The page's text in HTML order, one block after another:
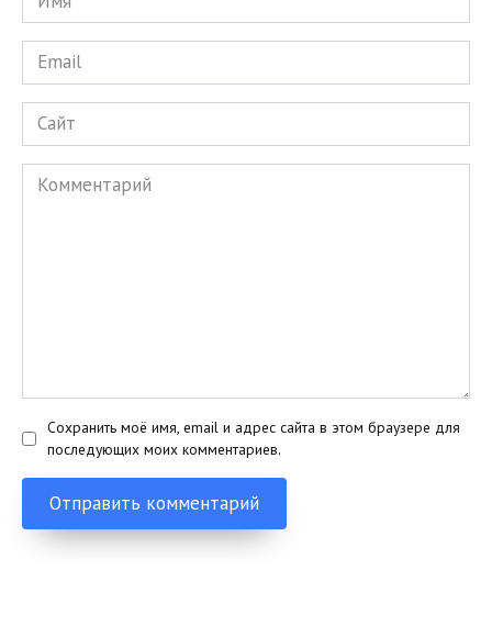
*
Email
*
Сайт
Комментарий
Сохранить моё имя, email и адрес сайта в этом браузере для
последующих моих комментариев.